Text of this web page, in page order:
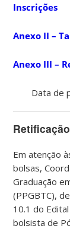
Inscrições
Anexo II –
Anexo III –
Data de
Em atenção
bolsas,
Graduação
(PPGBTC),
10.1 do
bolsista de